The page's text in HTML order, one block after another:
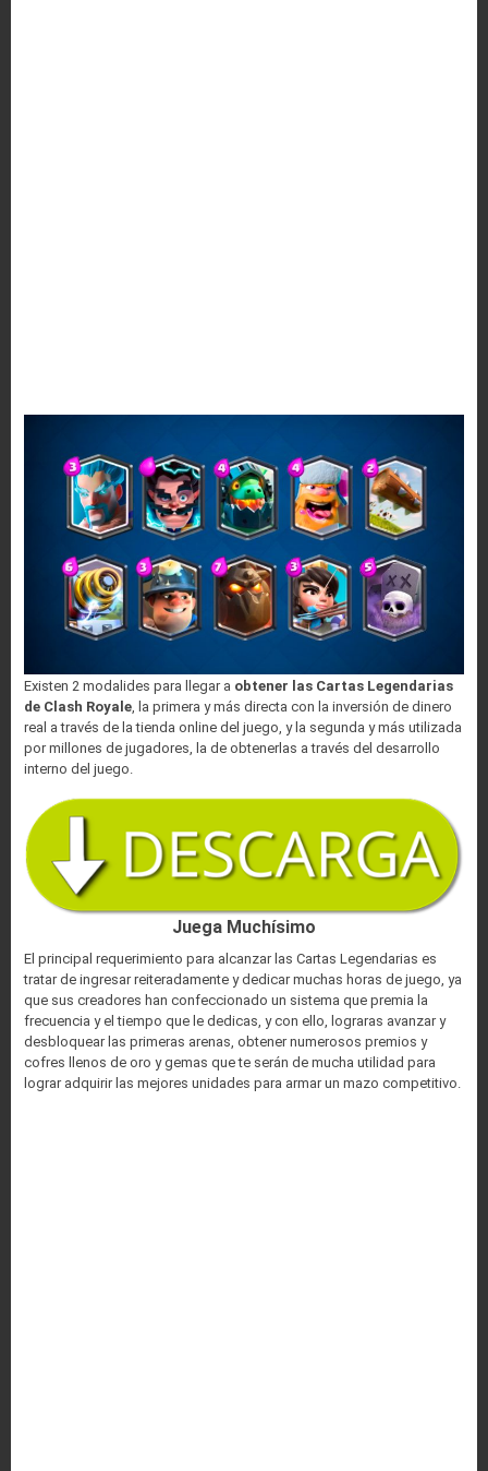
Existen 2 modalides para llegar a obtener las Cartas Legendarias
de Clash Royale , la primera y más directa con la inversión de dinero
real a través de la tienda online del juego, y la segunda y más utilizada
por millones de jugadores, la de obtenerlas a través del desarrollo
interno del juego.
Juega Muchísimo
El principal requerimiento para alcanzar las Cartas Legendarias es
tratar de ingresar reiteradamente y dedicar muchas horas de juego, ya
que sus creadores han confeccionado un sistema que premia la
frecuencia y el tiempo que le dedicas, y con ello, lograras avanzar y
desbloquear las primeras arenas, obtener numerosos premios y
cofres llenos de oro y gemas que te serán de mucha utilidad para
lograr adquirir las mejores unidades para armar un mazo competitivo.